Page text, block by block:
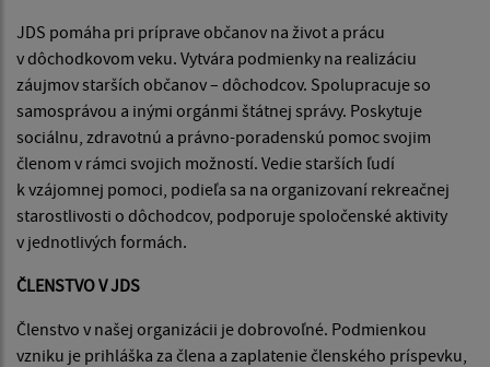
JDS pomáha pri príprave občanov na život a prácu
v dôchodkovom veku. Vytvára podmienky na realizáciu
záujmov starších občanov – dôchodcov. Spolupracuje so
samosprávou a inými orgánmi štátnej správy. Poskytuje
sociálnu, zdravotnú a právno-poradenskú pomoc svojim
členom v rámci svojich možností. Vedie starších ľudí
k vzájomnej pomoci, podieľa sa na organizovaní rekreačnej
starostlivosti o dôchodcov, podporuje spoločenské aktivity
v jednotlivých formách.
ČLENSTVO V JDS
Členstvo v našej organizácii je dobrovoľné. Podmienkou
vzniku je prihláška za člena a zaplatenie členského príspevku,